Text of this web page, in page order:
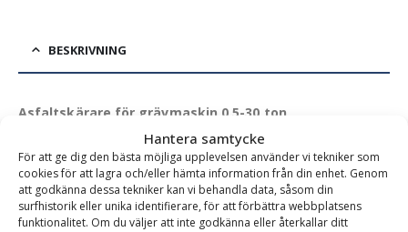
Hantera samtycke
För att ge dig den bästa möjliga upplevelsen använder vi tekniker som
cookies för att lagra och/eller hämta information från din enhet. Genom
att godkänna dessa tekniker kan vi behandla data, såsom din
surfhistorik eller unika identifierare, för att förbättra webbplatsens
funktionalitet. Om du väljer att inte godkänna eller återkallar ditt
BESKRIVNING
Asfaltskärare för grävmaskin 0,5-30 ton
RF System´s robusta asfaltskärare med en trissa av
höghållfast stål har sålts i mer än 5000 exemplar.
Asfaltskäraren är konstruerad och anpassad för att kunna
skära fina snitt i asfalt och gräsytor med hög precision.